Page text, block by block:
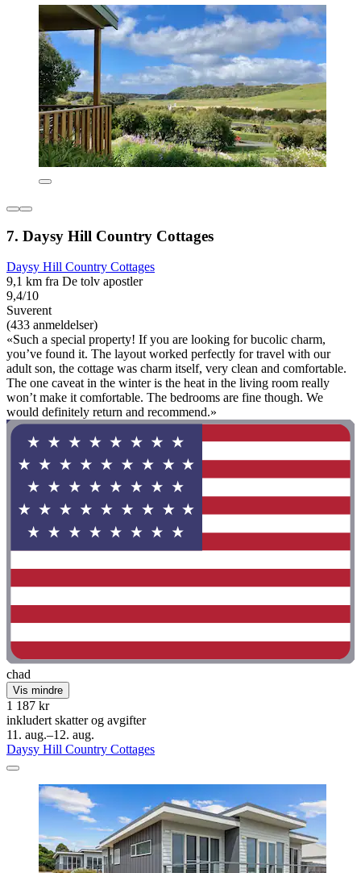
7. Daysy Hill Country Cottages
Daysy Hill Country Cottages
9,1 km fra De tolv apostler
9,4/10
Suverent
(433 anmeldelser)
«Such a special property! If you are looking for bucolic charm,
you’ve found it. The layout worked perfectly for travel with our
adult son, the cottage was charm itself, very clean and comfortable.
The one caveat in the winter is the heat in the living room really
won’t make it comfortable. The bedrooms are fine though. We
would definitely return and recommend.»
chad
Vis mindre
1 187 kr
inkludert skatter og avgifter
11. aug.–12. aug.
Daysy Hill Country Cottages